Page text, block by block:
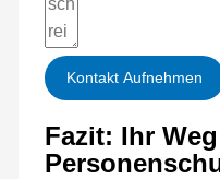
Kontakt Aufnehmen
Fazit: Ihr